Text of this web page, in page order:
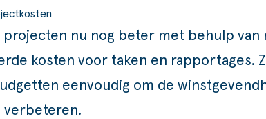
projecten nu nog beter met behulp van
kosten voor taken en rapportages.
eenvoudig om de
verbeteren.